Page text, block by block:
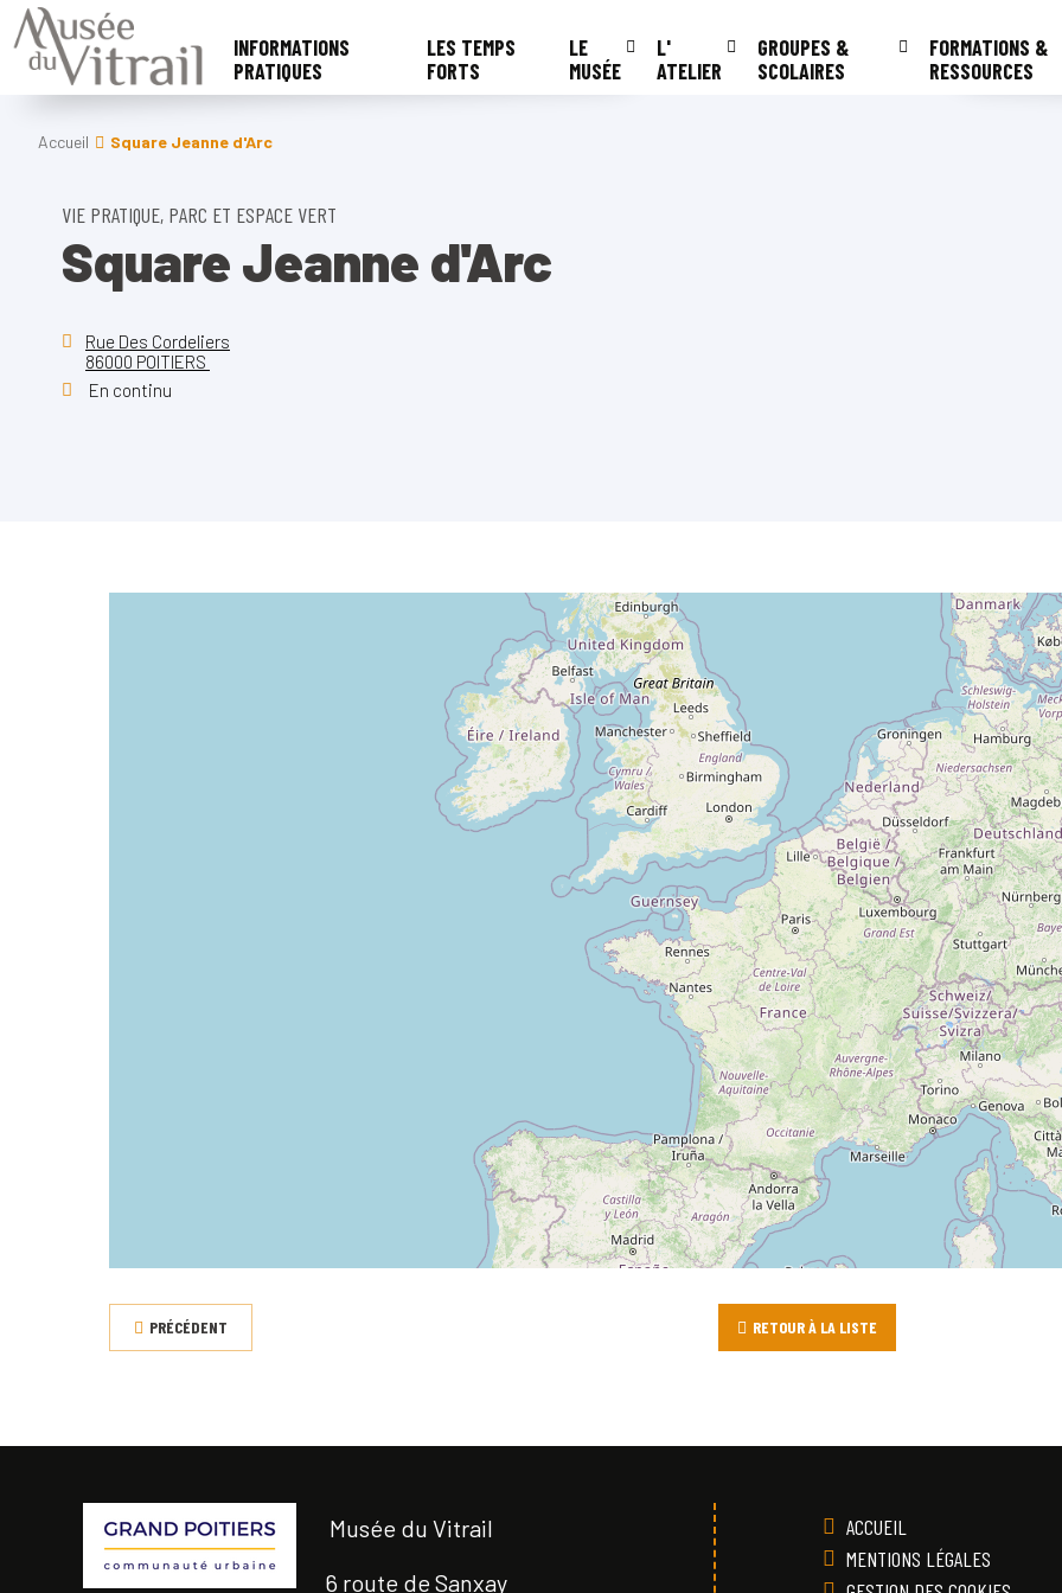
INFORMATIONS
PRATIQUES
LES TEMPS
FORTS
LE
MUSÉE
L'
ATELIER
GROUPES &
SCOLAIRES
FORMATIONS &
RESSOURCES
Accueil Square Jeanne d'Arc
VIE PRATIQUE, PARC ET ESPACE VERT
Square Jeanne d'Arc
Rue Des Cordeliers
86000 POITIERS
En continu
PRÉCÉDENT RETOUR À LA LISTE
Musée du Vitrail
6 route de Sanxay
ACCUEIL
MENTIONS LÉGALES